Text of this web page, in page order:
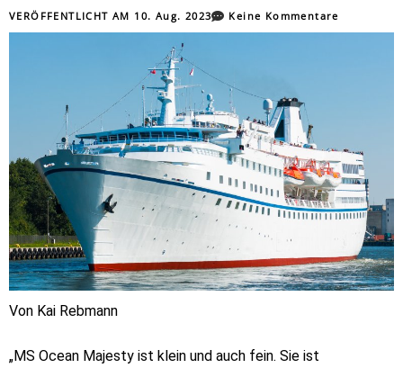
VERÖFFENTLICHT AM 10. Aug. 2023 Keine Kommentare
Von Kai Rebmann
„MS Ocean Majesty ist klein und auch fein. Sie ist